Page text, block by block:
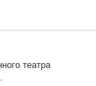
театра